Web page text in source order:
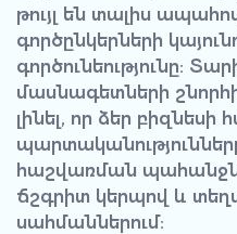
թույլ են տալիս
գործընկերների
գործունեությունը:
մասնագետների
լինել, որ ձեր բիզնեսի
հաշվառման
ճշգրիտ կերպով և
սահմաններում: